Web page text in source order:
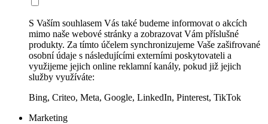
S Vaším souhlasem Vás také budeme informovat o akcích
mimo naše webové stránky a zobrazovat Vám příslušné
produkty. Za tímto účelem synchronizujeme Vaše zašifrované
osobní údaje s následujícími externími poskytovateli a
využijeme jejich online reklamní kanály, pokud již jejich
služby využíváte:
Bing, Criteo, Meta, Google, LinkedIn, Pinterest, TikTok
Marketing